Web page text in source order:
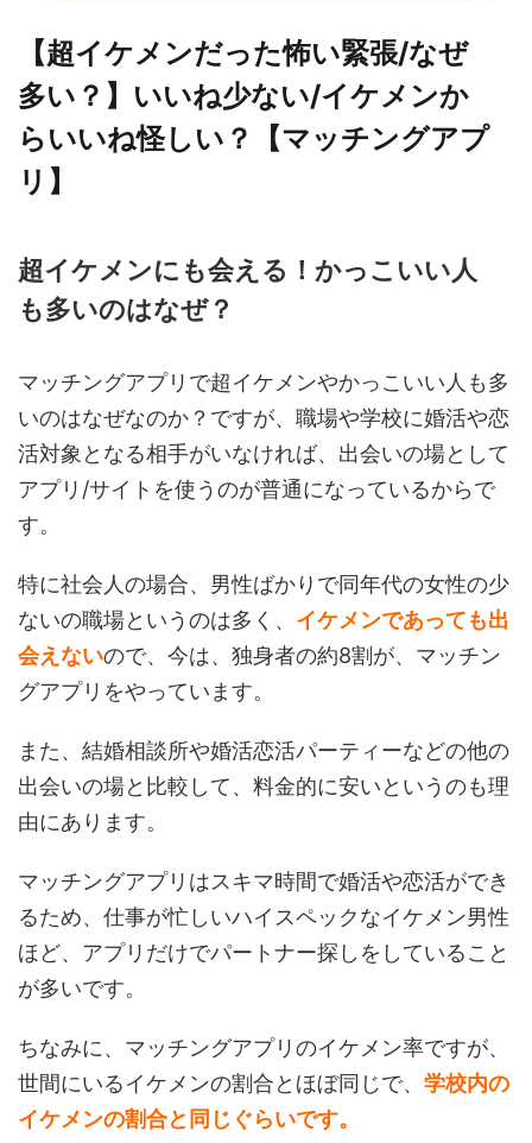
【超イケメンだった怖い緊張/なぜ
多い？】いいね少ない/イケメンか
らいいね怪しい？【マッチングアプ
リ】
超イケメンにも会える！かっこいい人
も多いのはなぜ？
マッチングアプリで超イケメンやかっこいい人も多
いのはなぜなのか？ですが、職場や学校に婚活や恋
活対象となる相手がいなければ、出会いの場として
アプリ/サイトを使うのが普通になっているからで
す。
特に社会人の場合、男性ばかりで同年代の女性の少
ないの職場というのは多く、 イケメンであっても出
会えないので、今は、独身者の約8割が、マッチン
グアプリをやっています。
また、結婚相談所や婚活恋活パーティーなどの他の
出会いの場と比較して、料金的に安いというのも理
由にあります。
マッチングアプリはスキマ時間で婚活や恋活ができ
るため、仕事が忙しいハイスペックなイケメン男性
ほど、アプリだけでパートナー探しをしていること
が多いです。
ちなみに、マッチングアプリのイケメン率ですが、
世間にいるイケメンの割合とほぼ同じで、 学校内の
イケメンの割合と同じぐらいです。